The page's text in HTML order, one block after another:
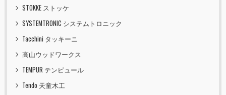
STOKKE ストッケ
SYSTEMTRONIC システムトロニック
Tacchini タッキーニ
高山ウッドワークス
TEMPUR テンピュール
Tendo 天童木工